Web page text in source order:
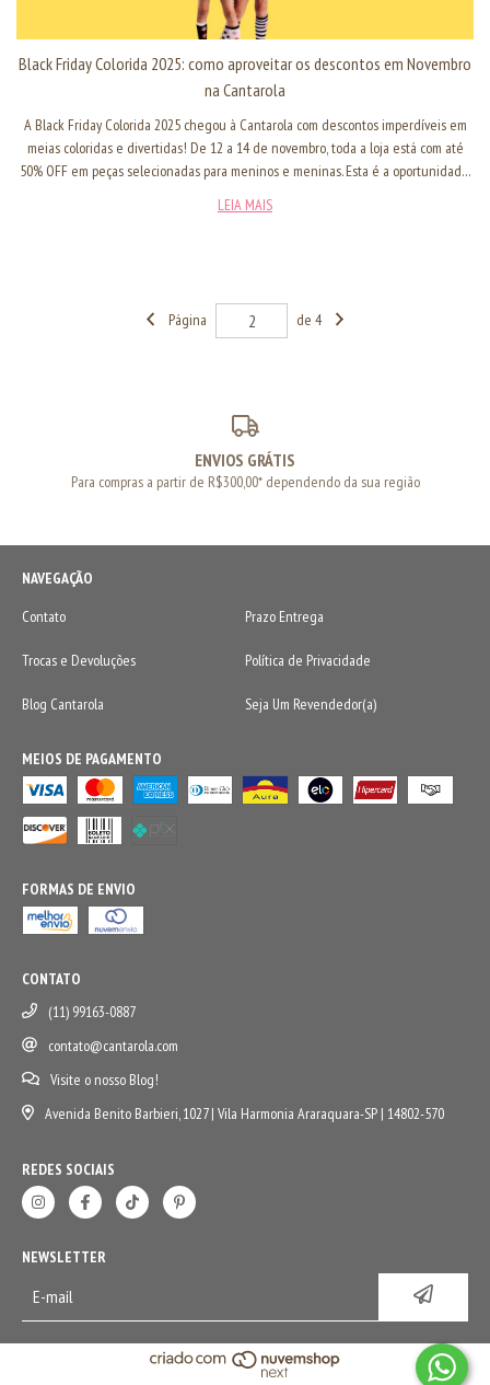
Black Friday Colorida 2025: como aproveitar os descontos em Novembro
na Cantarola
A Black Friday Colorida 2025 chegou à Cantarola com descontos imperdíveis em
meias coloridas e divertidas! De 12 a 14 de novembro, toda a loja está com até
50% OFF em peças selecionadas para meninos e meninas. Esta é a oportunidade
especiais. A Black Friday Cantarola oferece produtos 100% nacionais, com design
LEIA MAIS
Página de 4
ENVIOS GRÁTIS
Para compras a partir de R$300,00* dependendo da sua região
NAVEGAÇÃO
Contato
Prazo Entrega
Trocas e Devoluções Política de Privacidade
Blog Cantarola Seja Um Revendedor(a)
MEIOS DE PAGAMENTO
FORMAS DE ENVIO
CONTATO
(11) 99163-0887
contato@cantarola.com
Visite o nosso Blog!
Avenida Benito Barbieri, 1027 | Vila Harmonia Araraquara-SP | 14802-570
REDES SOCIAIS
NEWSLETTER